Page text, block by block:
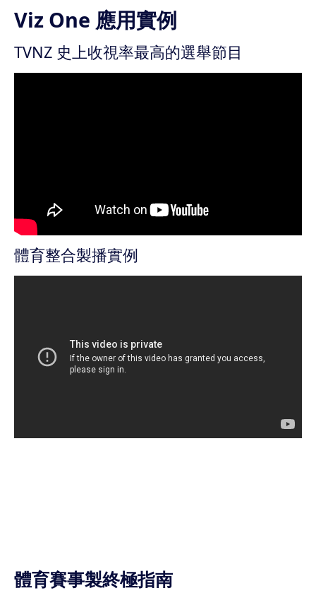
Viz One 應用實例
TVNZ 史上收視率最高的選舉節目
體育整合製播實例
體育賽事製終極指南